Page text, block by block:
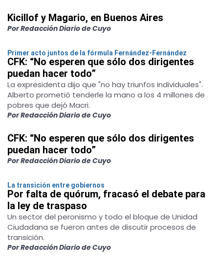
Kicillof y Magario, en Buenos Aires
Por Redacción Diario de Cuyo
Primer acto juntos de la fórmula Fernández-Fernández
CFK: “No esperen que sólo dos dirigentes
puedan hacer todo”
La expresidenta dijo que "no hay triunfos individuales".
Alberto prometió tenderle la mano a los 4 millones de
pobres que dejó Macri.
Por Redacción Diario de Cuyo
CFK: “No esperen que sólo dos dirigentes
puedan hacer todo”
Por Redacción Diario de Cuyo
La transición entre gobiernos
Por falta de quórum, fracasó el debate para
la ley de traspaso
Un sector del peronismo y todo el bloque de Unidad
Ciudadana se fueron antes de discutir procesos de
transición.
Por Redacción Diario de Cuyo